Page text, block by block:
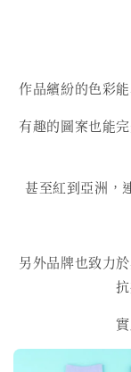
作品繽紛的色彩
有趣的圖案也能
甚至紅到亞洲，
另外品牌也致力